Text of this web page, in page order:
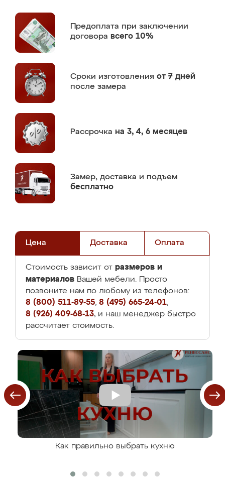
Предоплата при заключении
договора всего 10%
Сроки изготовления от 7 дней
после замера
Рассрочка на 3, 4, 6 месяцев
Замер, доставка и подъем
бесплатно
Цена Доставка Оплата
Стоимость зависит от размеров и
материалов Вашей мебели. Просто
позвоните нам по любому из телефонов:
8 (800) 511-89-55, 8 (495) 665-24-01,
8 (926) 409-68-13, и наш менеджер быстро
рассчитает стоимость.
Как правильно выбрать кухню